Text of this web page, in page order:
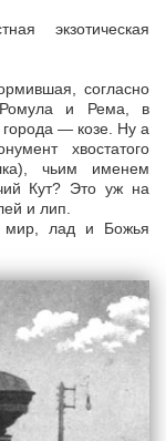
экзотическая
согласно
Ромула и Рема, в
— козе. Ну а
хвостатого
чьим именем
Кут? Это уж на
и лип.
мир, лад и Божья